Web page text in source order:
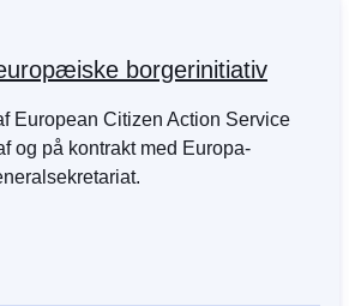
borgerinitiativ
European Citizen Action Service
og på kontrakt med Europa-